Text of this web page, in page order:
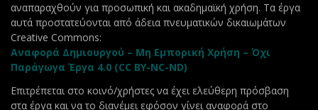
αναπαραχθούν για προσωπική και ακαδημαϊκή χρήση. Τα έργα
αυτά προστατεύονται από άδεια πνευματικών δικαιωμάτων
Creative Commons:
Αναφορά Δημιουργού – Μη Εμπορική Χρήση – Όχι
Παράγωγα Έργα 4.0 (CC BY-NC-ND)
Επιτρέπεται στο κοινό/χρήστες να έχει ελεύθερη πρόσβαση
στα έργα και να το διανέμει εφόσον γίνει αναφορά στο